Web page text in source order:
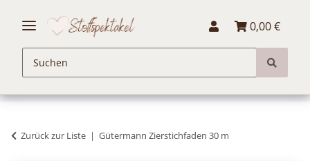
0,00 €
Zurück zur Liste Gütermann Zierstichfaden 30 m